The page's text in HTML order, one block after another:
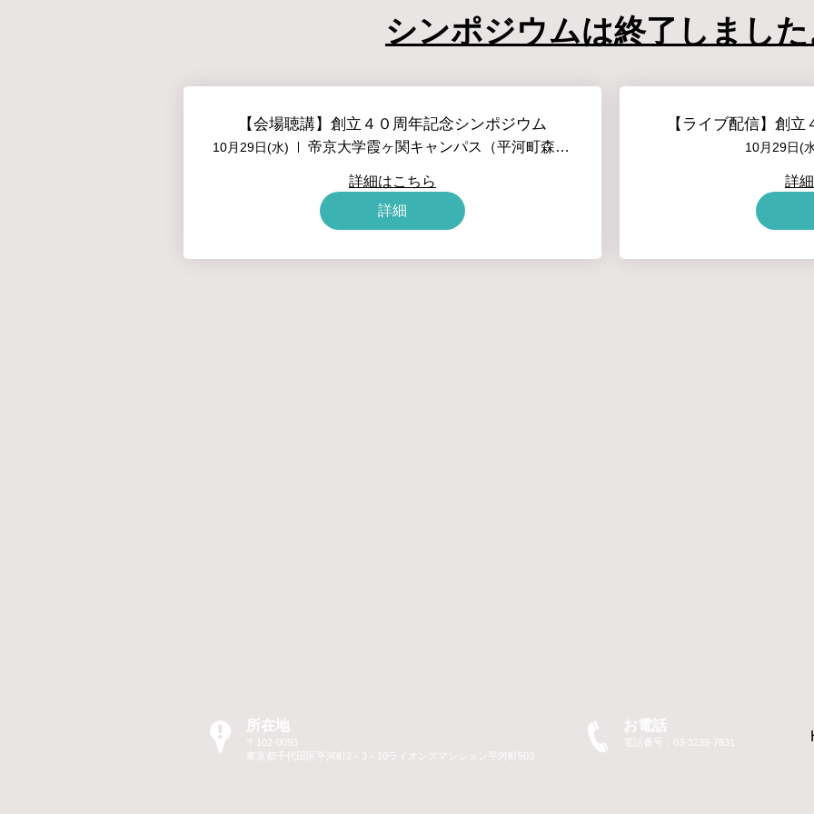
シンポジウムは終了しました
【会場聴講】創立４０周年記念シンポジウム
10月29日(水) 帝京大学霞ヶ関キャンパス（平河町森タワー９階）
詳細はこちら
詳細
【ライブ配信】創
10月29日(
詳
所在地
〒102-0093
東京都千代田区平河町2－3－10ライオンズマンション平河町503
お電話
電話番号：03-3239-7831